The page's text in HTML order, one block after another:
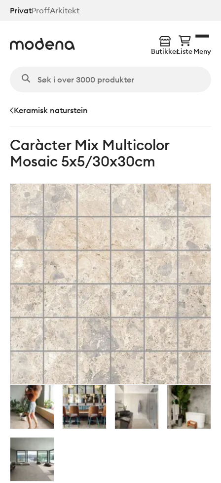
Hopp
PrivatProffArkitekt
ButikkerListeMeny
Keramisk naturstein
Caràcter Mix Multicolor
Mosaic 5x5/30x30cm